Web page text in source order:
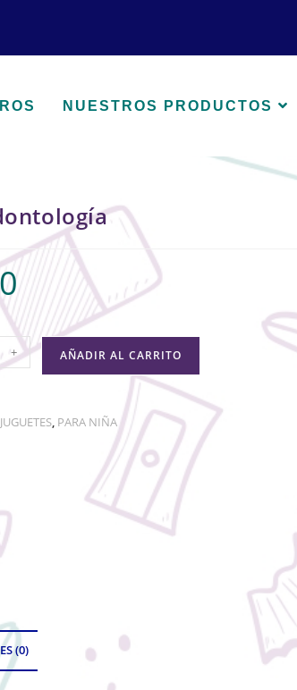
NUESTROS PRODUCTOS
+ AÑADIR AL CARRITO
JUGUETES, PARA NIÑA
(0)